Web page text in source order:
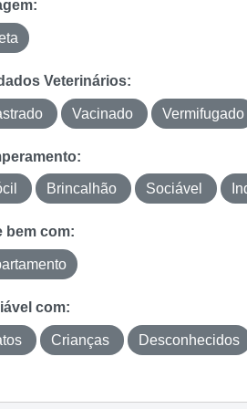
Veterinários:
Vacinado Vermifugado
Brincalhão Sociável
bem com:
com:
Crianças Desconhecidos